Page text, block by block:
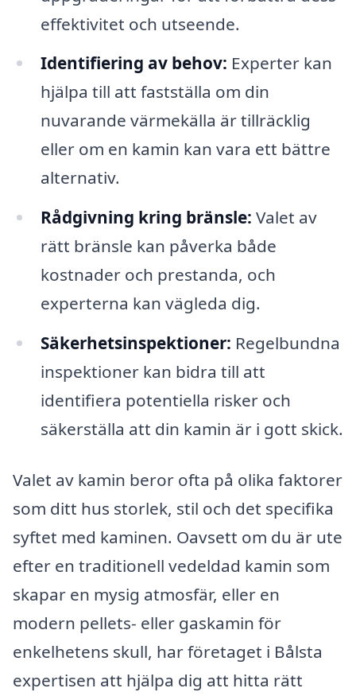
effektivitet och utseende.
Identifiering av behov: Experter kan
hjälpa till att fastställa om din
nuvarande värmekälla är tillräcklig
eller om en kamin kan vara ett bättre
alternativ.
Rådgivning kring bränsle: Valet av
rätt bränsle kan påverka både
kostnader och prestanda, och
experterna kan vägleda dig.
Säkerhetsinspektioner: Regelbundna
inspektioner kan bidra till att
identifiera potentiella risker och
säkerställa att din kamin är i gott skick.
Valet av kamin beror ofta på olika faktorer
som ditt hus storlek, stil och det specifika
syftet med kaminen. Oavsett om du är ute
efter en traditionell vedeldad kamin som
skapar en mysig atmosfär, eller en
modern pellets- eller gaskamin för
enkelhetens skull, har företaget i Bålsta
expertisen att hjälpa dig att hitta rätt